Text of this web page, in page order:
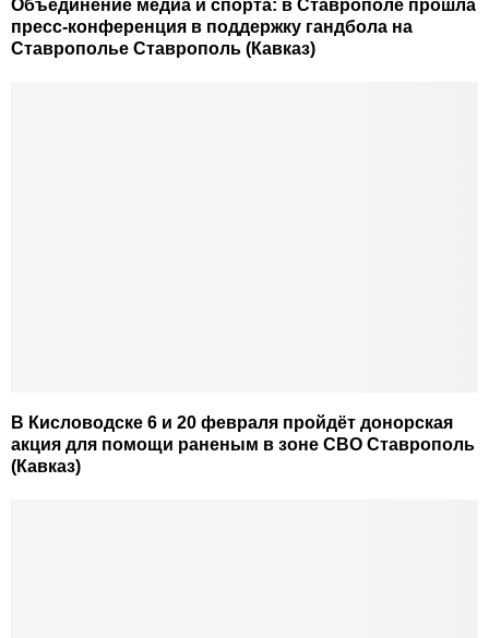
Объединение медиа и спорта: в Ставрополе прошла
пресс-конференция в поддержку гандбола на
Ставрополье Ставрополь (Кавказ)
В Кисловодске 6 и 20 февраля пройдёт донорская
акция для помощи раненым в зоне СВО Ставрополь
(Кавказ)